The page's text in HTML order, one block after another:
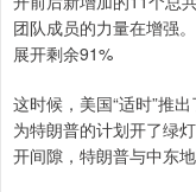
团队成员的力量在增强。
展开剩余91%
这时候，美国“适时”推
为特朗普的计划开了绿
开间隙，特朗普与中东